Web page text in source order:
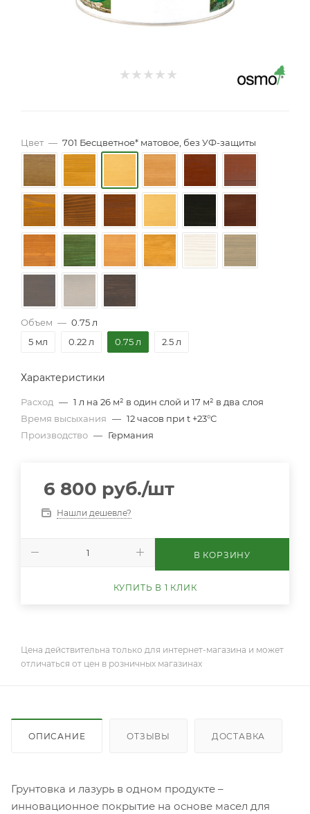
Цвет — 701 Бесцветное* матовое, без УФ-защиты
Объем — 0.75 л
5 мл
0.22 л 0.75 л 2.5 л
Характеристики
Расход — 1 л на 26 м² в один слой и 17 м² в два слоя
Время высыхания — 12 часов при t +23°С
Производство — Германия
6 800 руб./шт
Нашли дешевле?
В КОРЗИНУ
КУПИТЬ В 1 КЛИК
Цена действительна только для интернет-магазина и может
отличаться от цен в розничных магазинах
ОПИСАНИЕ ОТЗЫВЫ ДОСТАВКА
Грунтовка и лазурь в одном продукте –
инновационное покрытие на основе масел для